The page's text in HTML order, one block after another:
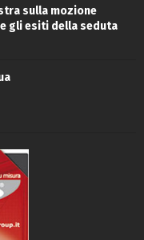
sulla mozione
gli esiti della seduta